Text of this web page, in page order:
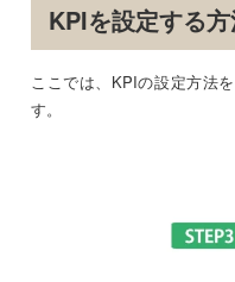
KPIを設定する
ここでは、KPIの設定方法
す。